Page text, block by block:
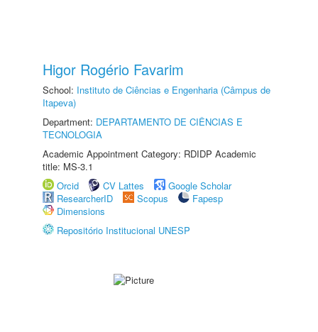
Higor Rogério Favarim
School: Instituto de Ciências e Engenharia (Câmpus de
Itapeva)
Department: DEPARTAMENTO DE CIÊNCIAS E
TECNOLOGIA
Academic Appointment Category: RDIDP Academic
title: MS-3.1
Orcid
CV Lattes
Google Scholar
ResearcherID
Scopus
Fapesp
Dimensions
Repositório Institucional UNESP